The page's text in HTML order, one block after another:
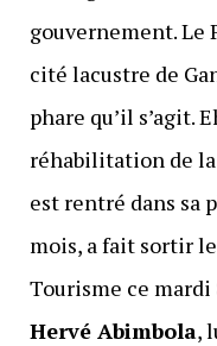
gouvernement.
cité lacustre de
phare qu’il s’agit.
réhabilitation de
est rentré dans sa
mois, a fait sortir
Tourisme ce mardi
Hervé Abimbola,